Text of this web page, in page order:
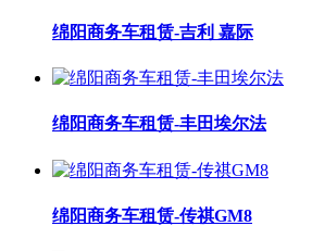
绵阳商务车租赁-吉利 嘉际
绵阳商务车租赁-丰田埃尔法
绵阳商务车租赁-传祺GM8